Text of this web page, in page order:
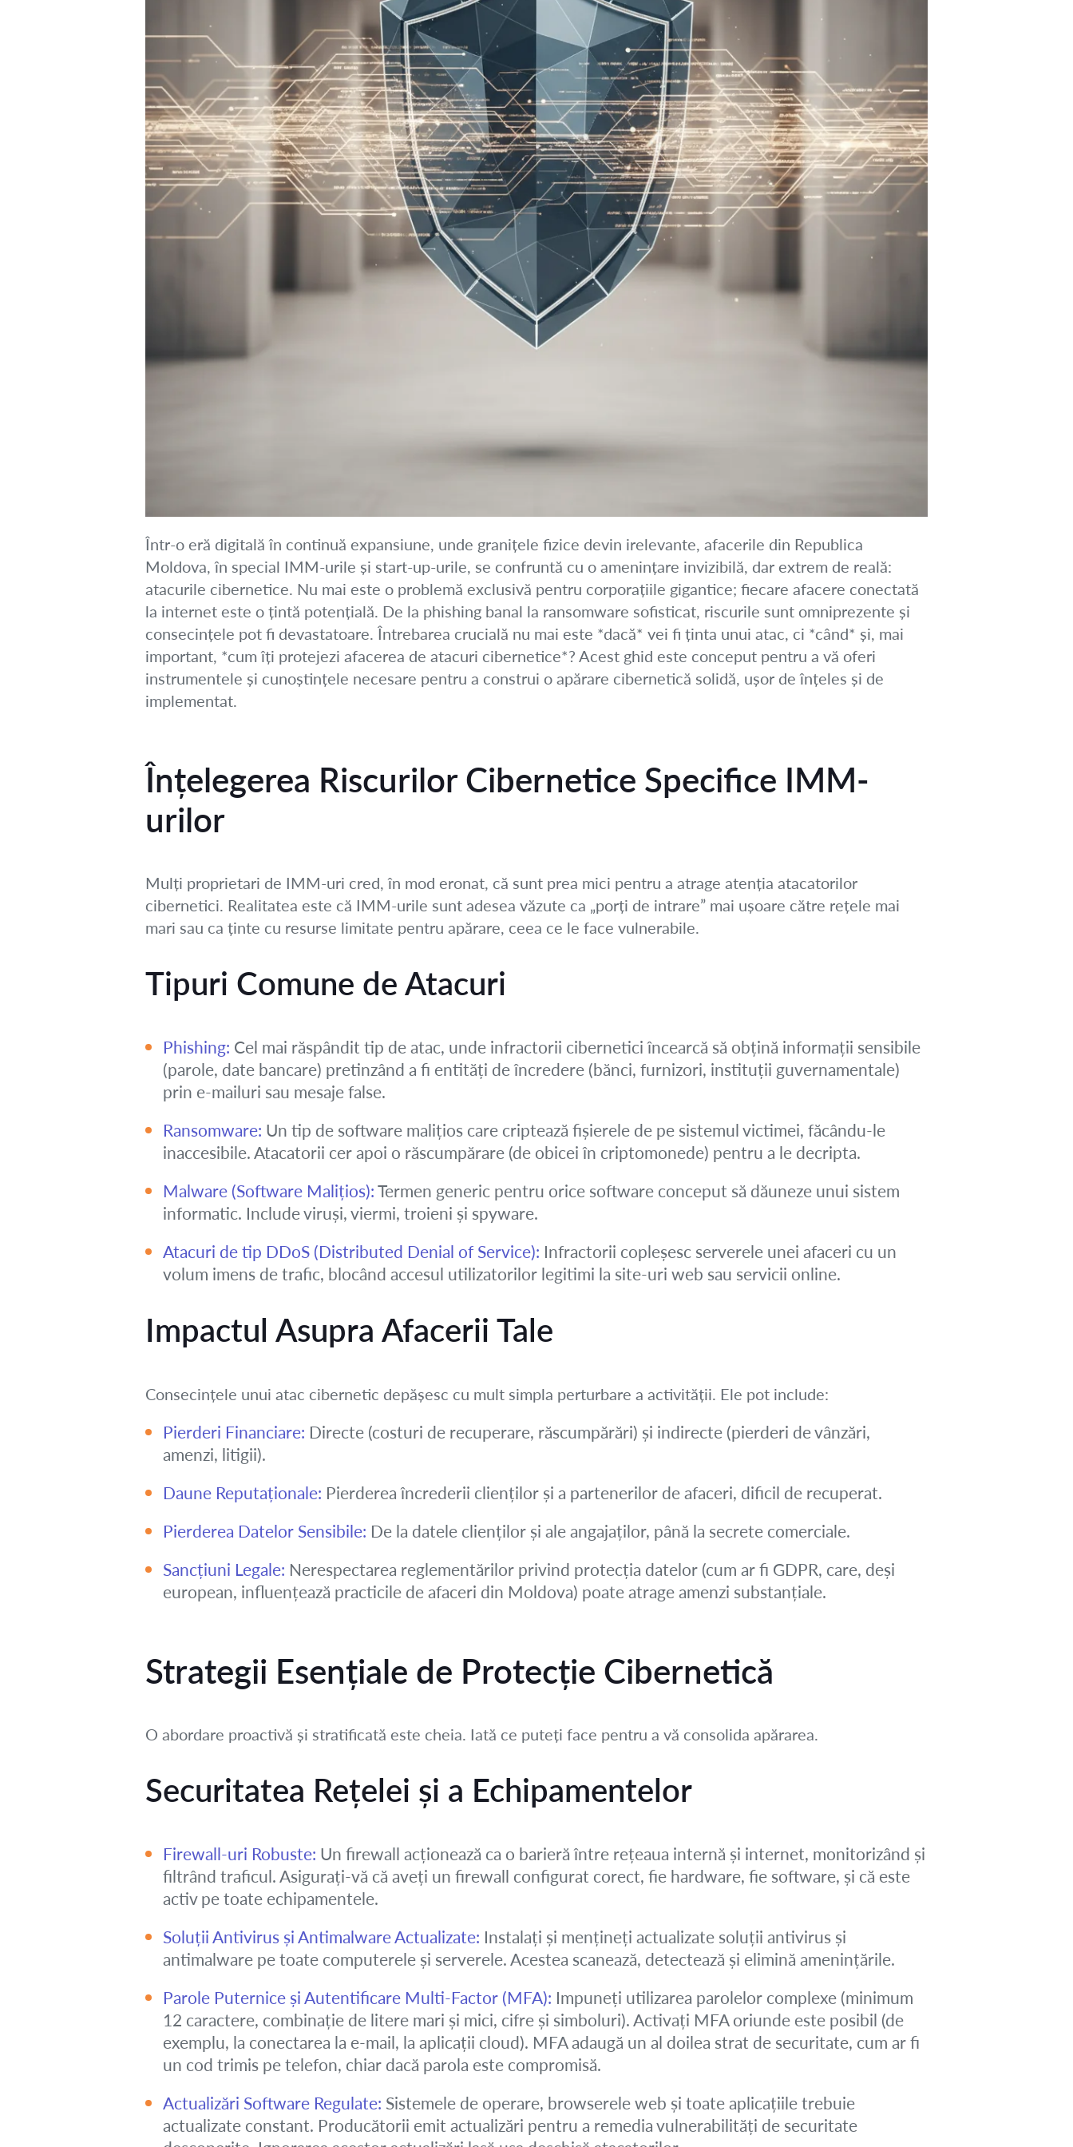
Într-o eră digitală în continuă expansiune, unde granițele fizice devin irelevante, afacerile din Republica
Moldova, în special IMM-urile și start-up-urile, se confruntă cu o amenințare invizibilă, dar extrem de reală:
atacurile cibernetice. Nu mai este o problemă exclusivă pentru corporațiile gigantice; fiecare afacere conectată
la internet este o țintă potențială. De la phishing banal la ransomware sofisticat, riscurile sunt omniprezente și
consecințele pot fi devastatoare. Întrebarea crucială nu mai este *dacă* vei fi ținta unui atac, ci *când* și, mai
important, *cum îți protejezi afacerea de atacuri cibernetice*? Acest ghid este conceput pentru a vă oferi
instrumentele și cunoștințele necesare pentru a construi o apărare cibernetică solidă, ușor de înțeles și de
implementat.
Înțelegerea Riscurilor Cibernetice Specifice IMM-
urilor
Mulți proprietari de IMM-uri cred, în mod eronat, că sunt prea mici pentru a atrage atenția atacatorilor
cibernetici. Realitatea este că IMM-urile sunt adesea văzute ca „porți de intrare” mai ușoare către rețele mai
mari sau ca ținte cu resurse limitate pentru apărare, ceea ce le face vulnerabile.
Tipuri Comune de Atacuri
Phishing: Cel mai răspândit tip de atac, unde infractorii cibernetici încearcă să obțină informații sensibile
(parole, date bancare) pretinzând a fi entități de încredere (bănci, furnizori, instituții guvernamentale)
prin e-mailuri sau mesaje false.
Ransomware: Un tip de software malițios care criptează fișierele de pe sistemul victimei, făcându-le
inaccesibile. Atacatorii cer apoi o răscumpărare (de obicei în criptomonede) pentru a le decripta.
Malware (Software Malițios): Termen generic pentru orice software conceput să dăuneze unui sistem
informatic. Include viruși, viermi, troieni și spyware.
Atacuri de tip DDoS (Distributed Denial of Service): Infractorii copleșesc serverele unei afaceri cu un
volum imens de trafic, blocând accesul utilizatorilor legitimi la site-uri web sau servicii online.
Impactul Asupra Afacerii Tale
Consecințele unui atac cibernetic depășesc cu mult simpla perturbare a activității. Ele pot include:
Pierderi Financiare: Directe (costuri de recuperare, răscumpărări) și indirecte (pierderi de vânzări,
amenzi, litigii).
Daune Reputaționale: Pierderea încrederii clienților și a partenerilor de afaceri, dificil de recuperat.
Pierderea Datelor Sensibile: De la datele clienților și ale angajaților, până la secrete comerciale.
Sancțiuni Legale: Nerespectarea reglementărilor privind protecția datelor (cum ar fi GDPR, care, deși
european, influențează practicile de afaceri din Moldova) poate atrage amenzi substanțiale.
Strategii Esențiale de Protecție Cibernetică
O abordare proactivă și stratificată este cheia. Iată ce puteți face pentru a vă consolida apărarea.
Securitatea Rețelei și a Echipamentelor
Firewall-uri Robuste: Un firewall acționează ca o barieră între rețeaua internă și internet, monitorizând și
filtrând traficul. Asigurați-vă că aveți un firewall configurat corect, fie hardware, fie software, și că este
activ pe toate echipamentele.
Soluții Antivirus și Antimalware Actualizate: Instalați și mențineți actualizate soluții antivirus și
antimalware pe toate computerele și serverele. Acestea scanează, detectează și elimină amenințările.
Parole Puternice și Autentificare Multi-Factor (MFA): Impuneți utilizarea parolelor complexe (minimum
12 caractere, combinație de litere mari și mici, cifre și simboluri). Activați MFA oriunde este posibil (de
exemplu, la conectarea la e-mail, la aplicații cloud). MFA adaugă un al doilea strat de securitate, cum ar fi
un cod trimis pe telefon, chiar dacă parola este compromisă.
Actualizări Software Regulate: Sistemele de operare, browserele web și toate aplicațiile trebuie
actualizate constant. Producătorii emit actualizări pentru a remedia vulnerabilități de securitate